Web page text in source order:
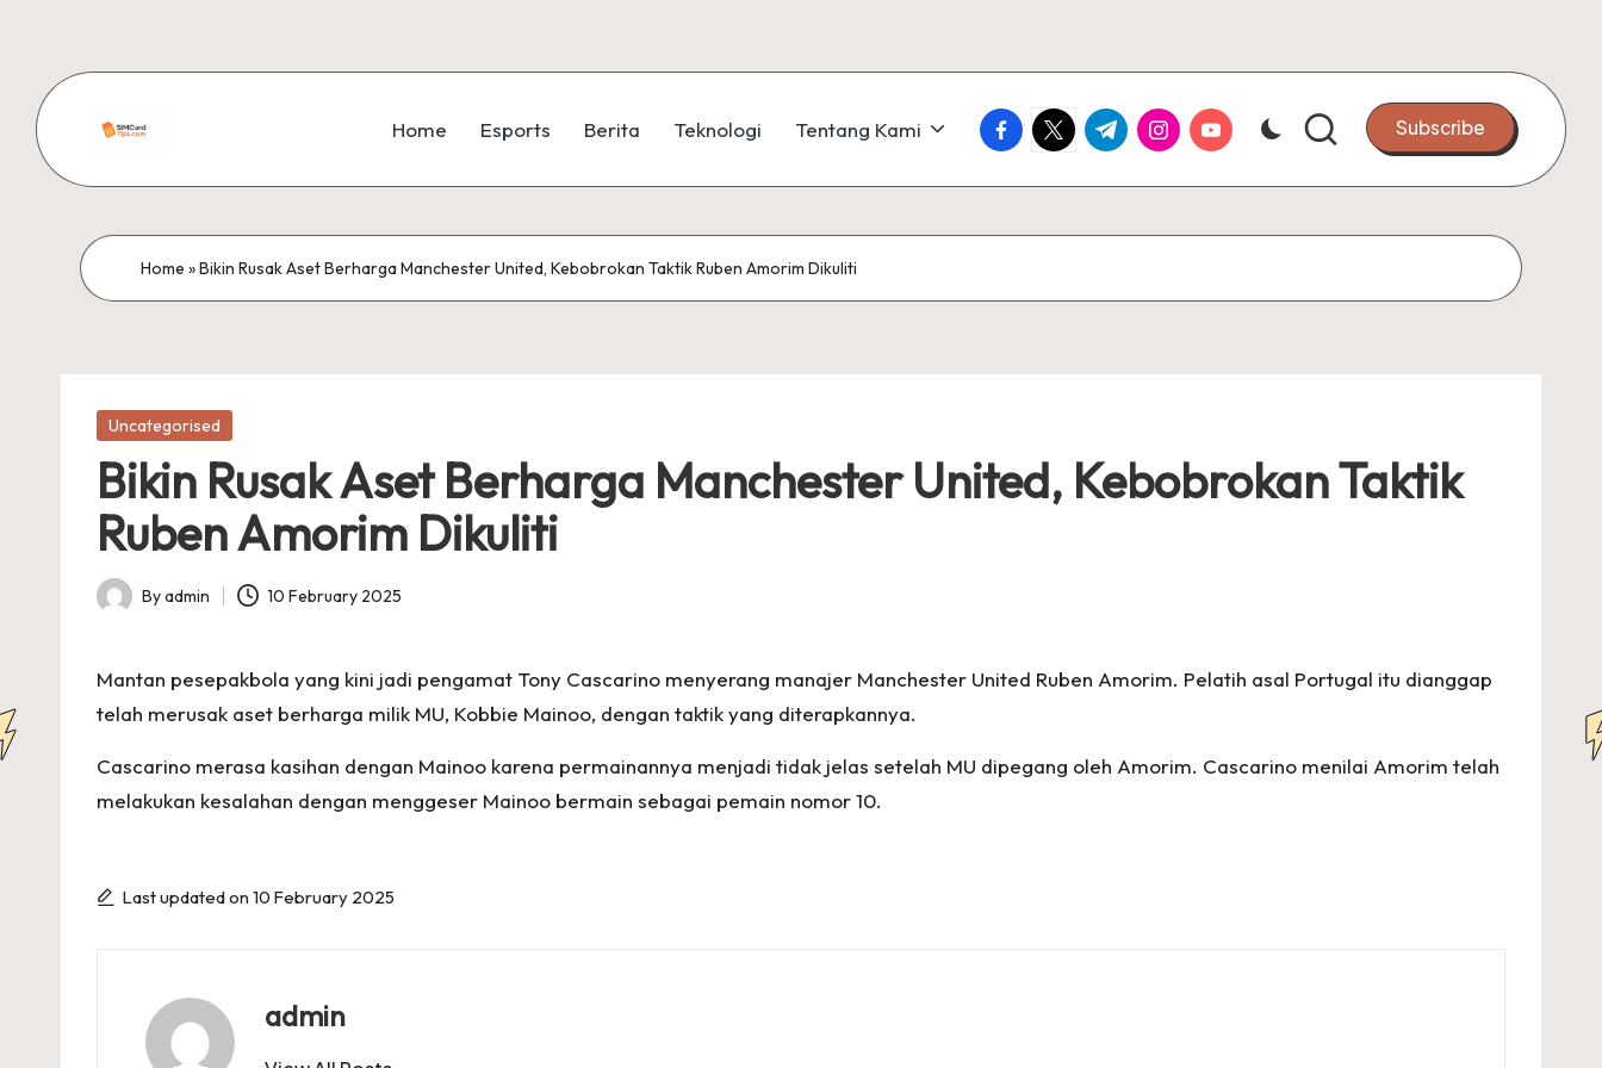
content
si
m
c
r
d
ti
p
s
Home Esports Berita Teknologi Tentang Kami facebook.com
twitter.com
t.me instagram.com
youtube.com Subscribe
Home »Bikin Rusak Aset Berharga Manchester United, Kebobrokan Taktik Ruben Amorim Dikuliti
Posted
Uncategorised
Bikin Rusak Aset Berharga Manchester United, Kebobrokan Taktik
Ruben Amorim Dikuliti
Posted
Byadmin 10 February 2025
Mantan pesepakbola yang kini jadi pengamat Tony Cascarino menyerang manajer Manchester United Ruben Amorim. Pelatih asal Portugal itu dianggap
telah merusak aset berharga milik MU, Kobbie Mainoo, dengan taktik yang diterapkannya.
Cascarino merasa kasihan dengan Mainoo karena permainannya menjadi tidak jelas setelah MU dipegang oleh Amorim. Cascarino menilai Amorim telah
melakukan kesalahan dengan menggeser Mainoo bermain sebagai pemain nomor 10.
Last updated on 10 February 2025
admin